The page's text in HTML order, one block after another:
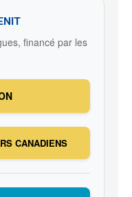
financé par les
CANADIENS